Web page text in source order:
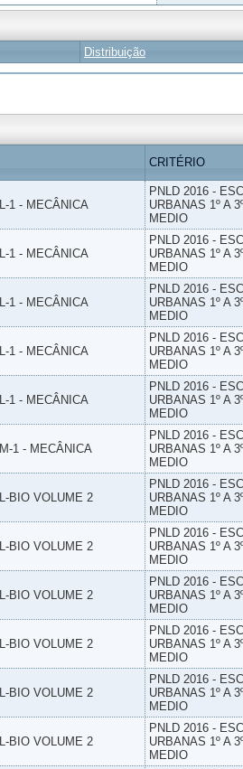
Distribuição
CRITÉRIO
1 - MECÂNICA
PNLD 2016 -
URBANAS 1º A
MEDIO
1 - MECÂNICA
PNLD 2016 -
URBANAS 1º A
MEDIO
1 - MECÂNICA
PNLD 2016 -
URBANAS 1º A
MEDIO
1 - MECÂNICA
PNLD 2016 -
URBANAS 1º A
MEDIO
1 - MECÂNICA
PNLD 2016 -
URBANAS 1º A
MEDIO
1 - MECÂNICA
PNLD 2016 -
URBANAS 1º A
MEDIO
BIO VOLUME 2
PNLD 2016 -
URBANAS 1º A
MEDIO
BIO VOLUME 2
PNLD 2016 -
URBANAS 1º A
MEDIO
BIO VOLUME 2
PNLD 2016 -
URBANAS 1º A
MEDIO
BIO VOLUME 2
PNLD 2016 -
URBANAS 1º A
MEDIO
BIO VOLUME 2
PNLD 2016 -
URBANAS 1º A
MEDIO
BIO VOLUME 2
PNLD 2016 -
URBANAS 1º A
MEDIO